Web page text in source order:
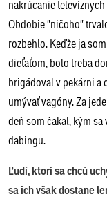
nakrúcanie
Obdobie "ničoho"
rozbehlo. Keďže ja
dieťaťom, bolo treba
brigádoval v pekárni a
umývať vagóny. Za
deň som čakal, kým
dabingu.
Ľudí, ktorí sa chcú
sa ich však dostane